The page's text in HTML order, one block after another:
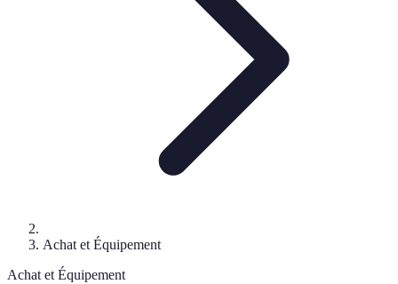
Achat et Équipement
Achat et Équipement